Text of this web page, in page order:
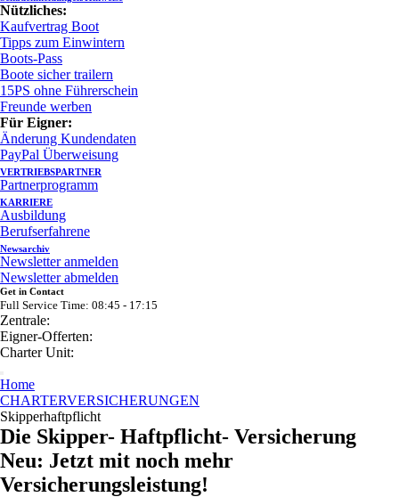
Nützliches:
Kaufvertrag Boot
Tipps zum Einwintern
Boots-Pass
Boote sicher trailern
15PS ohne Führerschein
Freunde werben
Für Eigner:
Änderung Kundendaten
PayPal Überweisung
VERTRIEBSPARTNER
Partnerprogramm
KARRIERE
Ausbildung
Berufserfahrene
Newsarchiv
Newsletter anmelden
Newsletter abmelden
Get in Contact
Full Service Time: 08:45 - 17:15
Zentrale:
Eigner-Offerten:
Charter Unit:
Home
CHARTERVERSICHERUNGEN
Skipperhaftpflicht
Die Skipper- Haftpflicht- Versicherung
Neu: Jetzt mit noch mehr
Versicherungsleistung!